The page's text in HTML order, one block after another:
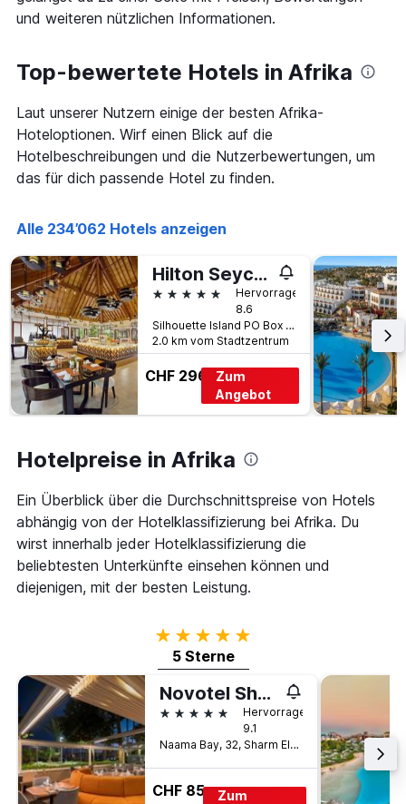
Doppelzimmers
in
letzten
3
anzeigt.
X-
die
Anzahl
der
Tage
vor
dem
Aufenthalt
Diagramm
1
Y-
Achse,
die
den
durchschnittlichen
Zimmerpreis
anzeigt
und weiteren nützlichen Informationen.
Top-bewertete Hotels in Afrika
Laut unserer Nutzern einige der besten Afrika-
Hoteloptionen. Wirf einen Blick auf die
Hotelbeschreibungen und die Nutzerbewertungen, um
das für dich passende Hotel zu finden.
Alle 234’062 Hotels anzeigen
Hilton Seychelles Labriz Resort & Spa
5 Sterne
Hervorragend
8.6
Silhouette Island PO Box 69, Silhouette, Seychellen
2.0 km vom Stadtzentrum
CHF 296
Zum
Angebot
Hotelpreise in Afrika
Ein Überblick über die Durchschnittspreise von Hotels
abhängig von der Hotelklassifizierung bei Afrika. Du
wirst innerhalb jeder Hotelklassifizierung die
beliebtesten Unterkünfte einsehen können und
diejenigen, mit der besten Leistung.
5 Sterne
5 Sterne
Novotel Sharm El Sheikh
5 Sterne
Hervorragend
9.1
Naama Bay, 32, Sharm El-Sheikh, Ägypten
CHF 85
Zum